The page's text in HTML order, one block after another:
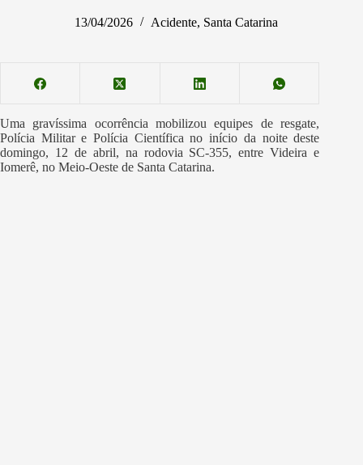
13/04/2026 Acidente, Santa Catarina
Uma gravíssima ocorrência mobilizou equipes de resgate,
Polícia Militar e Polícia Científica no início da noite deste
domingo, 12 de abril, na rodovia SC-355, entre Videira e
Iomerê, no Meio-Oeste de Santa Catarina.